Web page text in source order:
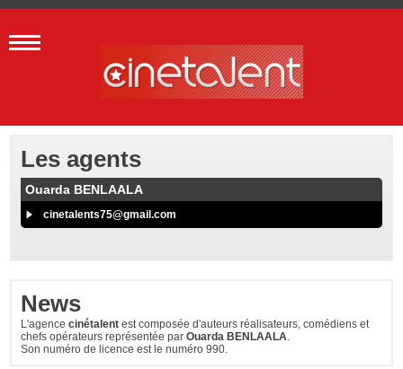
News
L'agencecinétalent est composée d'auteurs réalisateurs, comédiens et
chefs opérateurs représentée parOuarda BENLAALA.
Son numéro de licence est le numéro 990.
Les agents
Ouarda BENLAALA
cinetalents75@gmail.com